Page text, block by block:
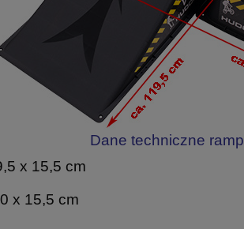
Dane techniczne
x 15,5 cm
x 15,5 cm